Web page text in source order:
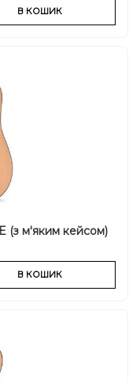
В КОШИК
(з м'яким кейсом)
В КОШИК